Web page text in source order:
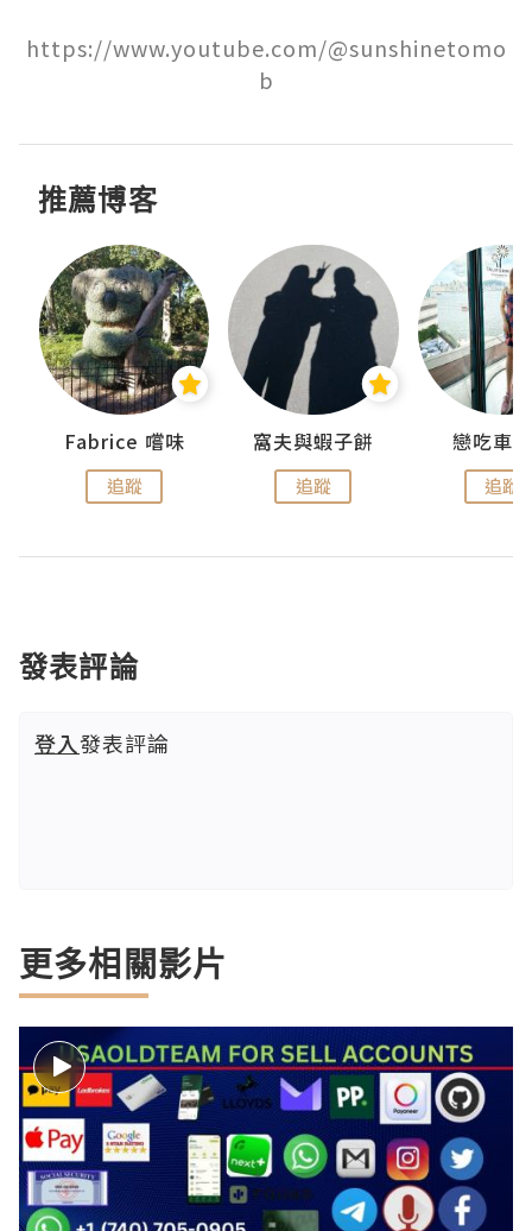
https://www.youtube.com/@sunshinetomo
b
推薦博客
Fabrice 嚐味
追蹤
窩夫與蝦子餅
追蹤
戀吃車
追蹤
發表評論
登入發表評論
更多相關影片